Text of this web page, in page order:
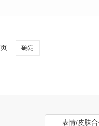
页 确定
表情/皮肤